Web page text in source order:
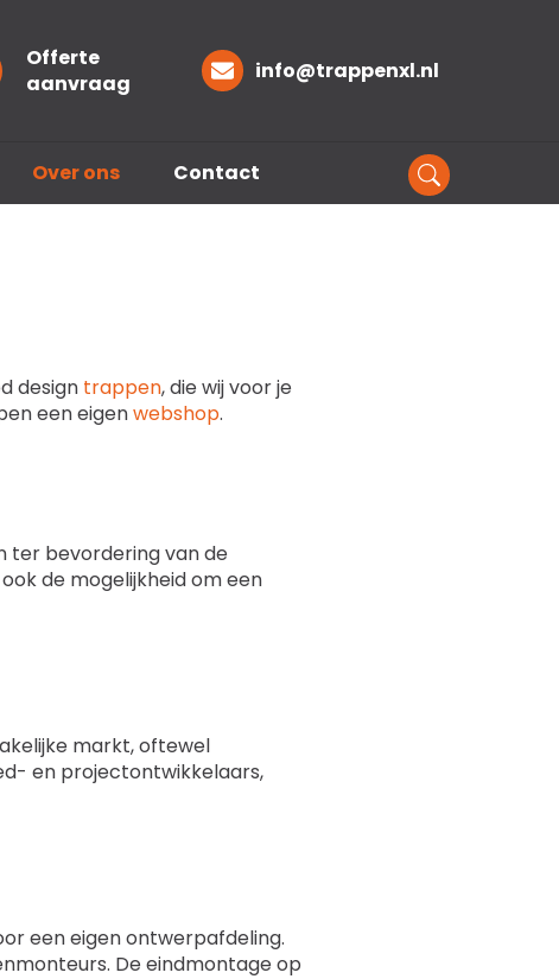
Offerte
aanvraag
info@trappenxl.nl
Over ons Contact
design trappen, die wij voor je
een eigenwebshop.
ter bevordering van de
de mogelijkheid om een
markt, oftewel
en projectontwikkelaars,
een eigen ontwerpafdeling.
De eindmontage op